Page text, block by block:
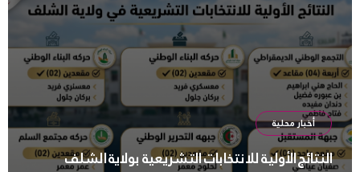
أخبار محلية
النتائج الأولية للانتخابات التشريعية بولاية الشلف